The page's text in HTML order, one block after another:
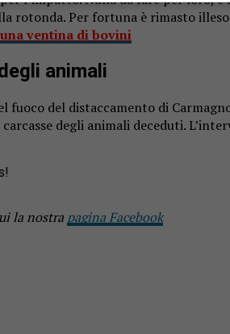
rotonda. Per fortuna è rimasto
ventina di bovini
animali
del distaccamento di
degli animali deceduti.
la nostra pagina Facebook